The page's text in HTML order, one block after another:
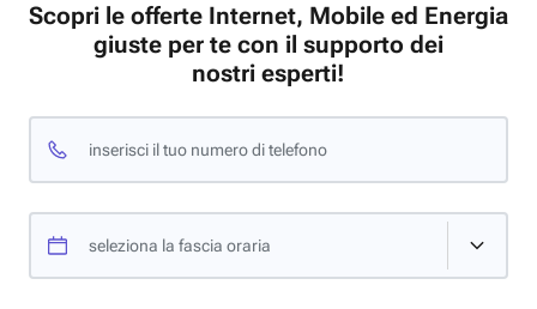
Scopri le offerte Internet, Mobile ed Energia
giuste per te con il supporto dei
nostri esperti!
inserisci il tuo numero di telefono
seleziona la fascia oraria